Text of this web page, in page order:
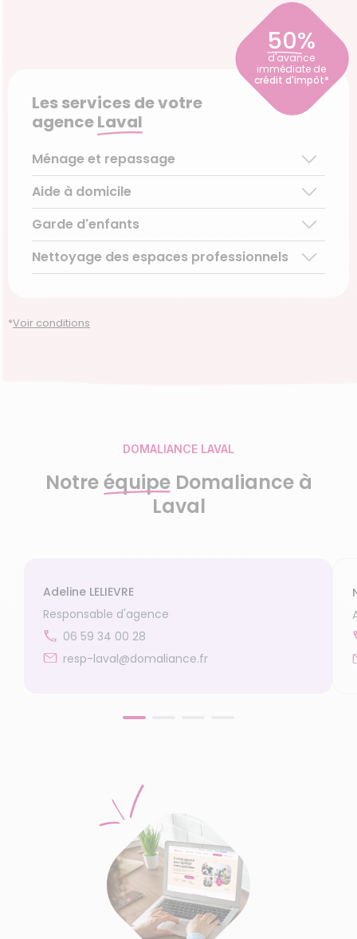
50%
d'avance
immédiate de
crédit d'impôt*
Les services de votre
agenceLaval
Ménage et repassage
Ménage régulier
Ménage ponctuel
Repassage à domicile
Découvrir le service
Aide à domicile
Aide aux personnes âgées
Téléassistance pour personnes âgées
Accompagnement du handicap
Garde d'enfants
Garde d’enfants de plus de 3 ans
Nettoyage des espaces professionnels
*Voir conditions
DOMALIANCE LAVAL
NotreéquipeDomaliance à
Laval
Adeline LELIEVRE
Responsable d'agence
06 59 34 00 28
resp-laval@domaliance.fr